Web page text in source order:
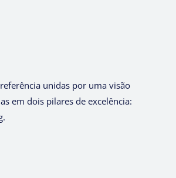
unidas por uma visão
em dois pilares de excelência: